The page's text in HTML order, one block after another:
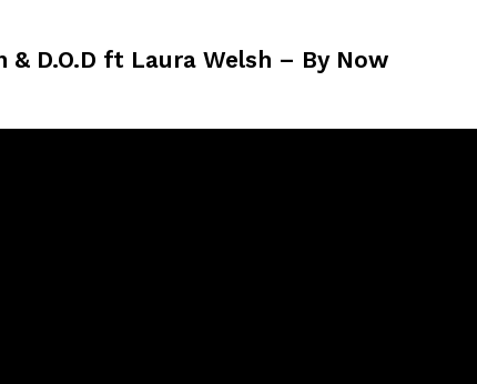
& D.O.D ft Laura Welsh – By Now